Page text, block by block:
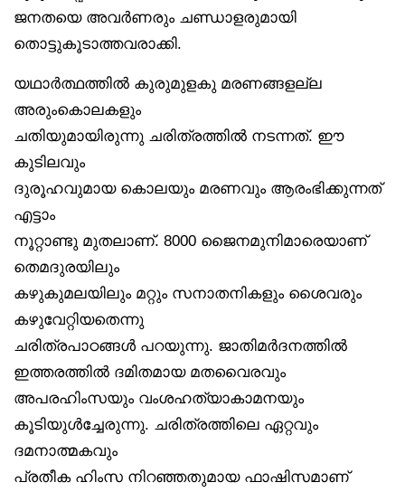
ജനതയെ അവർണരും ചണ്ഡാളരുമായി
തൊട്ടുകൂടാത്തവരാക്കി.
യഥാർത്ഥത്തിൽ കുരുമുളകു മരണങ്ങളല്ല
അരുംകൊലകളും
ചതിയുമായിരുന്നു ചരിത്രത്തിൽ നടന്നത്. ഈ
കുടിലവും
ദുരൂഹവുമായ കൊലയും മരണവും ആരംഭിക്കുന്നത്
എട്ടാം
നൂറ്റാണ്ടു മുതലാണ്. 8000 ജൈനമുനിമാരെയാണ്
തെമദുരയിലും
കഴുകുമലയിലും മറ്റും സനാതനികളും ശൈവരും
കഴുവേറ്റിയതെന്നു
ചരിത്രപാഠങ്ങൾ പറയുന്നു. ജാതിമർദനത്തിൽ
ഇത്തരത്തിൽ ദമിതമായ മതവൈരവും
അപരഹിംസയും വംശഹത്യാകാമനയും
കൂടിയുൾച്ചേരുന്നു. ചരിത്രത്തിലെ ഏറ്റവും
ദമനാത്മകവും
പ്രതീക ഹിംസ നിറഞ്ഞതുമായ ഫാഷിസമാണ്